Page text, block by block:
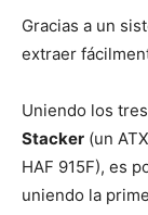
Gracias a un
extraer
Uniendo los
Stacker (un
HAF 915F), es
uniendo la